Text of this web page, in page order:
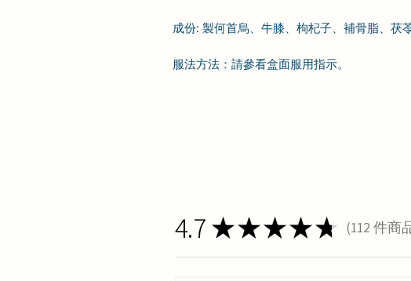
成份: 製何首烏、牛膝、枸杞子、補骨脂、茯
服法方法： 請參看盒面服用指示。
4.7 ★★★★★ 112 件商
112